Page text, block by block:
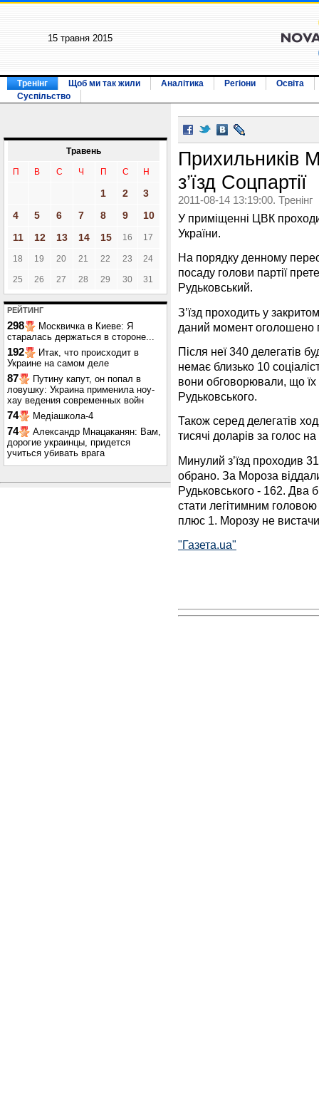
15 травня 2015
Тренінг Щоб ми так жили Аналітика Регіони
Освіта
Суспільство
Травень
П В С Ч П С Н
1 2
3
4
5 6 7 8 9
10
11
12 13 14 15 16 17
18 19 20 21 22 23 24
25 26 27 28 29 30 31
РЕЙТИНГ
298
Москвичка в Киеве: Я
старалась держаться в стороне...
192
Итак, что происходит в
Украине на самом деле
87
Путину капут, он попал в
ловушку: Украина применила ноу-
хау ведения современных войн
74 Медіашкола-4
74
Александр Мнацаканян: Вам,
дорогие украинцы, придется
учиться убивать врага
Прихильників
з’їзд Соцпартії
2011-08-14 13:19:00. Тренінг
У приміщенні ЦВК
України.
На порядку денному
посаду голови партії
Рудьковський.
З’їзд проходить у
даний момент оголошено
Після неї 340 делегатів
немає близько 10
вони обговорювали, що їх
Рудьковського.
Також серед делегатів
тисячі доларів за голос
Минулий з’їзд проходив
обрано. За Мороза
Рудьковського - 162. Два
стати легітимним головою
плюс 1. Морозу не
"Газета.ua"